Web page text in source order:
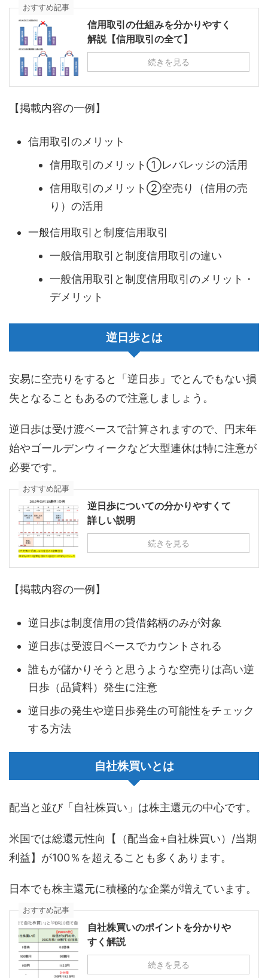
おすすめ記事
信用取引の仕組みを分かりやすく
解説【信用取引の全て】
続きを見る
【掲載内容の一例】
信用取引のメリット
信用取引のメリット①レバレッジの活用
信用取引のメリット②空売り（信用の売
り）の活用
一般信用取引と制度信用取引
一般信用取引と制度信用取引の違い
一般信用取引と制度信用取引のメリット・
デメリット
逆日歩とは
安易に空売りをすると「逆日歩」でとんでもない損
失となることもあるので注意しましょう。
逆日歩は受け渡ベースで計算されますので、円末年
始やゴールデンウィークなど大型連休は特に注意が
必要です。
おすすめ記事
逆日歩についての分かりやすくて
詳しい説明
続きを見る
【掲載内容の一例】
逆日歩は制度信用の貸借銘柄のみが対象
逆日歩は受渡日ベースでカウントされる
誰もが儲かりそうと思うような空売りは高い逆
日歩（品貸料）発生に注意
逆日歩の発生や逆日歩発生の可能性をチェック
する方法
自社株買いとは
配当と並び「自社株買い」は株主還元の中心です。
米国では総還元性向【（配当金+自社株買い）/当期
利益】が100％を超えることも多くあります。
日本でも株主還元に積極的な企業が増えています。
おすすめ記事
自社株買いのポイントを分かりや
すく解説
続きを見る